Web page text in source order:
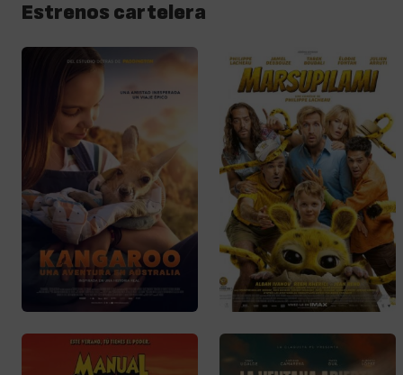
Estrenos cartelera